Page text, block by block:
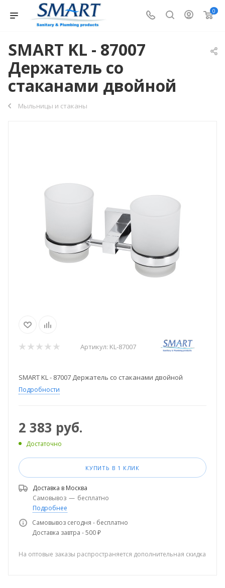
0
SMART KL - 87007
Держатель со
стаканами двойной
Мыльницы и стаканы
Артикул: KL-87007
SMART KL - 87007 Держатель со стаканами двойной
Подробности
2 383 руб.
Достаточно
КУПИТЬ В 1 КЛИК
Доставка в Москва
Самовывоз — бесплатно
Подробнее
Самовывоз сегодня - бесплатно
Доставка завтра - 500 ₽
На оптовые заказы распространяется дополнительная скидка